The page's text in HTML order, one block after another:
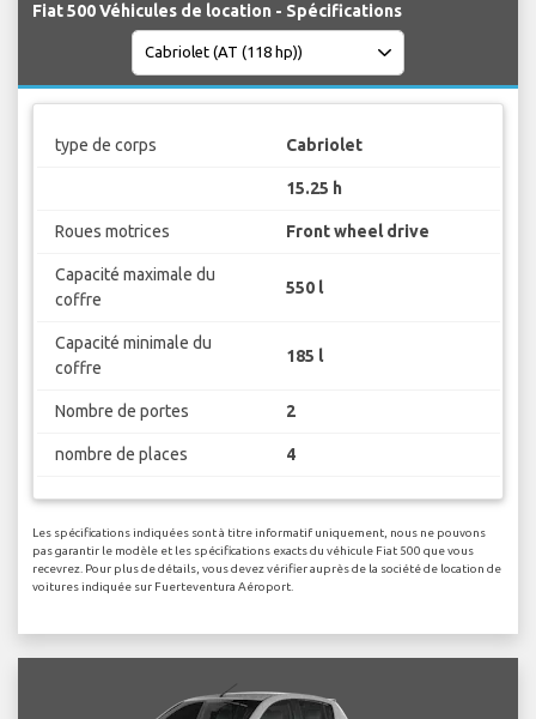
Fiat 500 Véhicules de location - Spécifications
type de corps Cabriolet
15.25 h
Roues motrices Front wheel drive
Capacité maximale du
coffre
550 l
Capacité minimale du
coffre
185 l
Nombre de portes 2
nombre de places 4
Les spécifications indiquées sont à titre informatif uniquement, nous ne pouvons
pas garantir le modèle et les spécifications exacts du véhicule Fiat 500 que vous
recevrez. Pour plus de détails, vous devez vérifier auprès de la société de location de
voitures indiquée sur Fuerteventura Aéroport.